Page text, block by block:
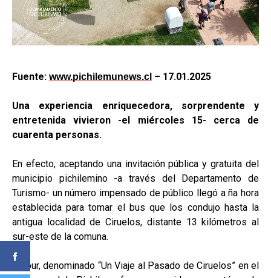
Fuente: www.pichilemunews.cl – 17.01.2025
Una experiencia enriquecedora, sorprendente y
entretenida vivieron -el miércoles 15- cerca de
cuarenta personas.
En efecto, aceptando una invitación pública y gratuita del
municipio pichilemino -a través del Departamento de
Turismo- un número impensado de público llegó a ña hora
establecida para tomar el bus que los condujo hasta la
antigua localidad de Ciruelos, distante 13 kilómetros al
sur-este de la comuna.
El tour, denominado “Un Viaje al Pasado de Ciruelos” en el